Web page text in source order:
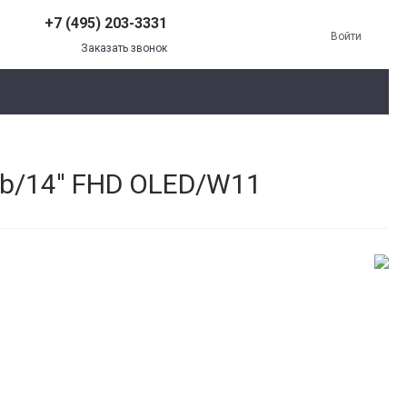
+7 (495) 203-3331
Заказать звонок
Войти
14'' FHD OLED/W11